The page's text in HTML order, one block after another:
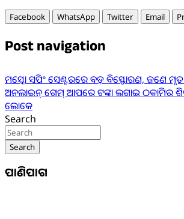
Facebook WhatsApp Twitter Email
Post navigation
ମସ୍କୋ ସପିଂ ସେଣ୍ଟରରେ ବଡ଼ ବିସ୍ଫୋରଣ, ଜଣେ
ଅନଲାଇନ୍ ଗେମ୍ ଆପରେ ଟଙ୍କା ଲଗାଇ ଠକାମିର
ଲୋକେ
Search
Search
ପାଣିପାଗ